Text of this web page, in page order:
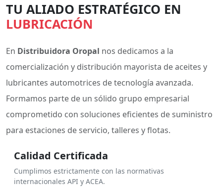
TU ALIADO ESTRATÉGICO EN
LUBRICACIÓN
En Distribuidora Oropal nos dedicamos a la
comercialización y distribución mayorista de aceites y
lubricantes automotrices de tecnología avanzada.
Formamos parte de un sólido grupo empresarial
comprometido con soluciones eficientes de suministro
para estaciones de servicio, talleres y flotas.
Calidad Certificada
Cumplimos estrictamente con las normativas
internacionales API y ACEA.